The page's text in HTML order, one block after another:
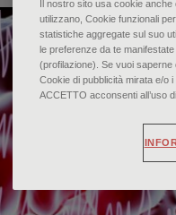
Il nostro sito usa cookie
utilizzano, Cookie funzionali
statistiche aggregate sul suo
le preferenze da te
(profilazione). Se vuoi saperne
Cookie di pubblicità mirata e/o
ACCETTO acconsenti all’uso